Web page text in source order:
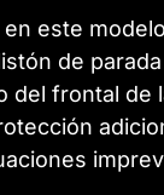
este
de
del frontal de